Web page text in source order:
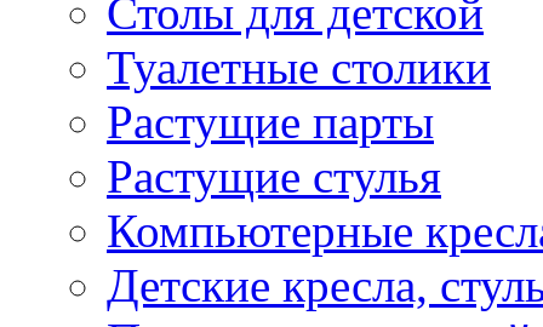
Столы для детской
Туалетные столики
Растущие парты
Растущие стулья
Компьютерные
Детские кресла,